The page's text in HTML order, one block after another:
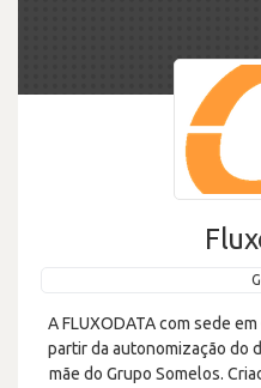
A FLUXODATA com sede
partir da autonomização do
mãe do Grupo Somelos.